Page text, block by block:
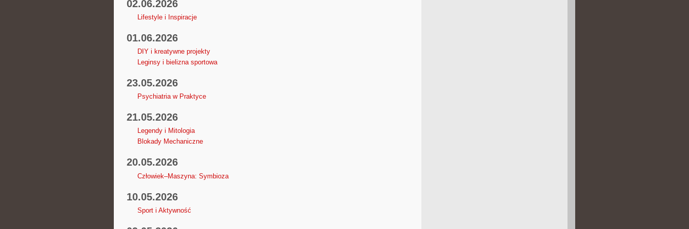
02.06.2026
Lifestyle i Inspiracje
01.06.2026
DIY i kreatywne projekty
Leginsy i bielizna sportowa
23.05.2026
Psychiatria w Praktyce
21.05.2026
Legendy i Mitologia
Blokady Mechaniczne
20.05.2026
Człowiek–Maszyna: Symbioza
10.05.2026
Sport i Aktywność